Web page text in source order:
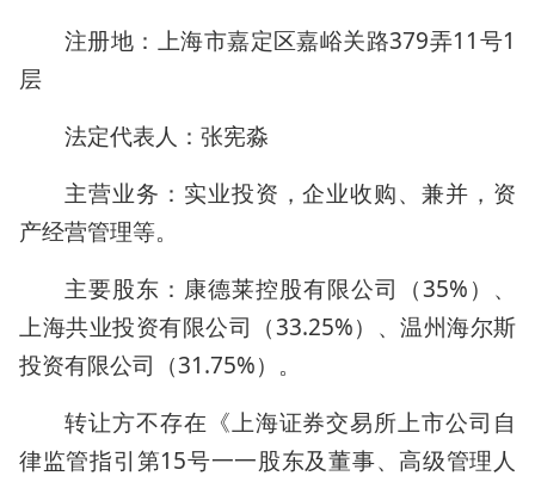
注册地：上海市嘉定区嘉峪关路379弄11号1
层
法定代表人：张宪淼
主营业务：实业投资，企业收购、兼并，资
产经营管理等。
主要股东：康德莱控股有限公司（35%）、
上海共业投资有限公司（33.25%）、温州海尔斯
投资有限公司（31.75%）。
转让方不存在《上海证券交易所上市公司自
律监管指引第15号一一股东及董事、高级管理人